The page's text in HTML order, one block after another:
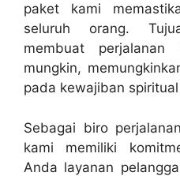
paket kami
seluruh orang.
membuat
mungkin,
pada kewajiban
Sebagai biro
kami memiliki
Anda layanan